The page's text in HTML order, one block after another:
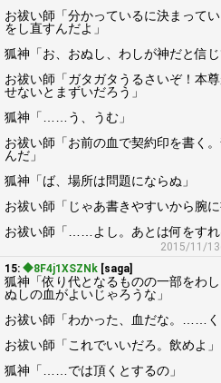
お祓い師「分かっているに決まって
をし直すんだよ」
狐神「お、おぬし、わしが神だと信
お祓い師「ガタガタうるさいぞ！本
せないとまずいだろう」
狐神「……う、うむ」
お祓い師「お前の血で契約印を書く
んだ」
狐神「ば、場所は問題にならぬ」
お祓い師「じゃあ書きやすいから腕に
お祓い師「……よし。あとは何をすれ
2015/11/
15: ◆8F4j1XSZNk [saga]
狐神「依り代となるものの一部をわ
ぬしの血がよいじゃろうな」
お祓い師「わかった、血だな。……
お祓い師「これでいいだろ。飲めよ」
狐神「……では頂くとするの」